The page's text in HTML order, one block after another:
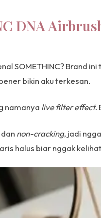
DNA
SOMETHINC? Brand
bikin aku terkesan.
namanya live filter effect.
dan non-cracking, jadi
halus biar nggak